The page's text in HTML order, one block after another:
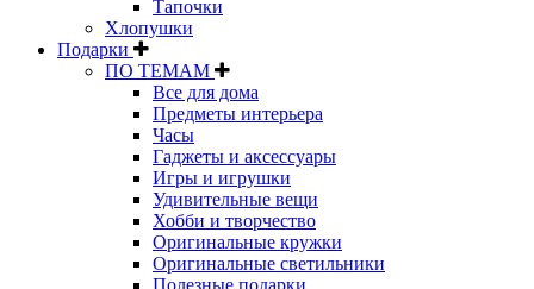
Тапочки
Хлопушки
Подарки
ПО ТЕМАМ
Все для дома
Предметы интерьера
Часы
Гаджеты и аксессуары
Игры и игрушки
Удивительные вещи
Хобби и творчество
Оригинальные кружки
Оригинальные светильники
Полезные подарки